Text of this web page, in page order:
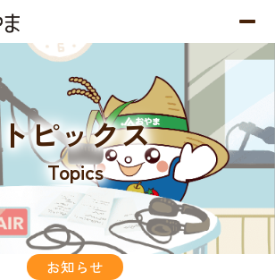
トピックス
Topics
お知らせ